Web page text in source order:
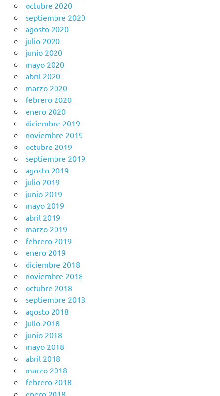
octubre 2020
septiembre 2020
agosto 2020
julio 2020
junio 2020
mayo 2020
abril 2020
marzo 2020
febrero 2020
enero 2020
diciembre 2019
noviembre 2019
octubre 2019
septiembre 2019
agosto 2019
julio 2019
junio 2019
mayo 2019
abril 2019
marzo 2019
febrero 2019
enero 2019
diciembre 2018
noviembre 2018
octubre 2018
septiembre 2018
agosto 2018
julio 2018
junio 2018
mayo 2018
abril 2018
marzo 2018
febrero 2018
enero 2018